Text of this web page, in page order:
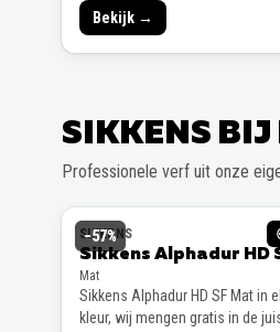
Bekijk →
SIKKENS
Professionele verf uit onze
−57%
SIKKENS
Sikkens Alphadur HD
Mat
Sikkens Alphadur HD SF Mat in
kleur, wij mengen gratis in de